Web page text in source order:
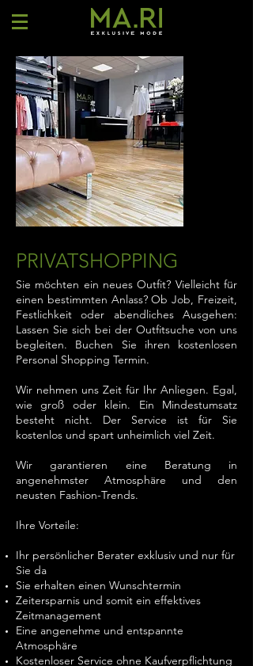
PRIVATSHOPPING
Sie möchten ein neues Outfit? Vielleicht für
einen bestimmten Anlass? Ob Job, Freizeit,
Festlichkeit oder abendliches Ausgehen:
Lassen Sie sich bei der Outfitsuche von uns
begleiten. Buchen Sie ihren kostenlosen
Personal Shopping Termin.
Wir nehmen uns Zeit für Ihr Anliegen. Egal,
wie groß oder klein. Ein Mindestumsatz
besteht nicht. Der Service ist für Sie
kostenlos und spart unheimlich viel Zeit.
Wir garantieren eine Beratung in
angenehmster Atmosphäre und den
neusten Fashion-Trends.
Ihre Vorteile:
Ihr persönlicher Berater exklusiv und nur für
Sie da
Sie erhalten einen Wunschtermin
Zeitersparnis und somit ein effektives
Zeitmanagement
Eine angenehme und entspannte
Atmosphäre
Kostenloser Service ohne Kaufverpflichtung